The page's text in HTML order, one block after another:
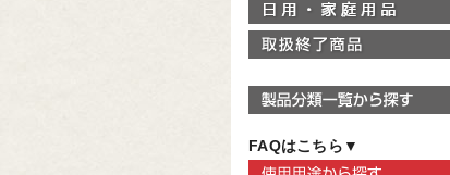
FAQはこちら▼